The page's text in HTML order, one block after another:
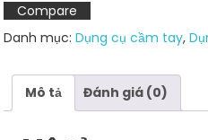
Compare
Danh mục:Dụng cụ cầm tay,
Mô tả Đánh giá (0)